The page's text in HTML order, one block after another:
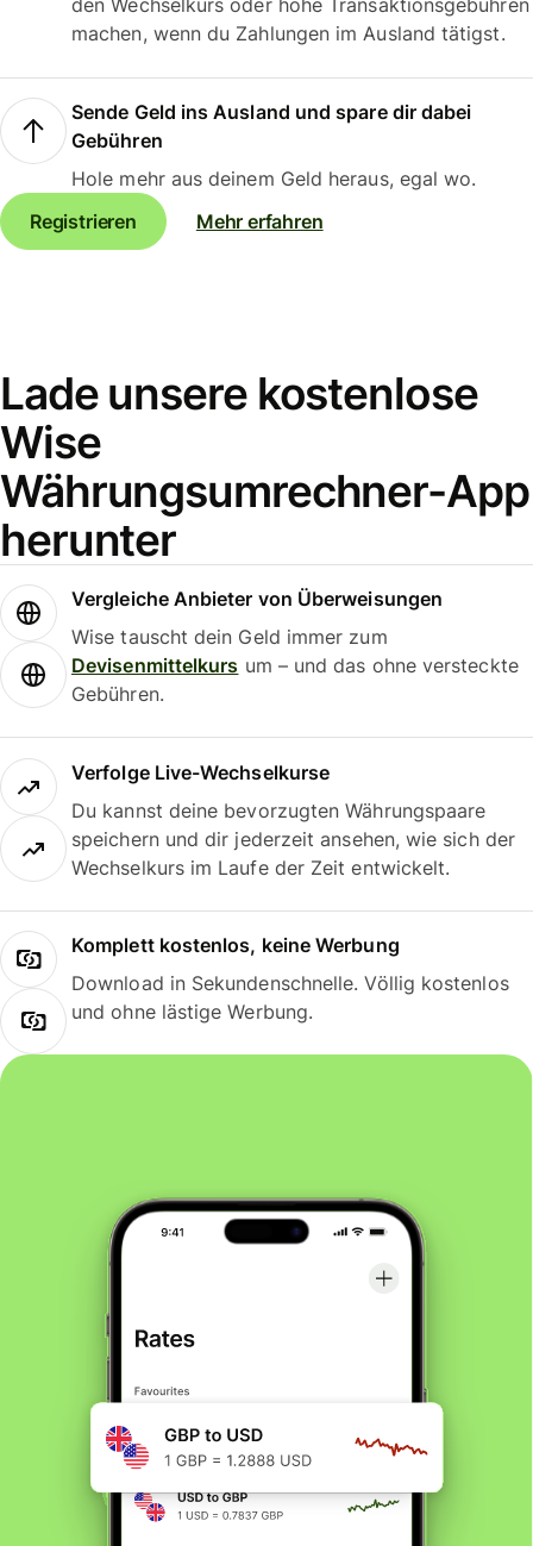
den Wechselkurs oder hohe Transaktionsgebühren
machen, wenn du Zahlungen im Ausland tätigst.
Sende Geld ins Ausland und spare dir dabei
Gebühren
Hole mehr aus deinem Geld heraus, egal wo.
Registrieren
Mehr erfahren
Lade unsere kostenlose
Wise
Währungsumrechner-App
herunter
Vergleiche Anbieter von Überweisungen
Wise tauscht dein Geld immer zum
Devisenmittelkurs um – und das ohne versteckte
Gebühren.
Verfolge Live-Wechselkurse
Du kannst deine bevorzugten Währungspaare
speichern und dir jederzeit ansehen, wie sich der
Wechselkurs im Laufe der Zeit entwickelt.
Komplett kostenlos, keine Werbung
Download in Sekundenschnelle. Völlig kostenlos
und ohne lästige Werbung.